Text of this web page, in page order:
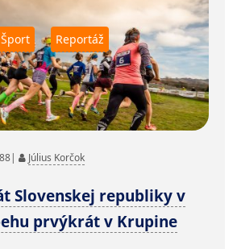
Šport Reportáž
Július Korčok
Slovenskej republiky v
prvýkrát v Krupine